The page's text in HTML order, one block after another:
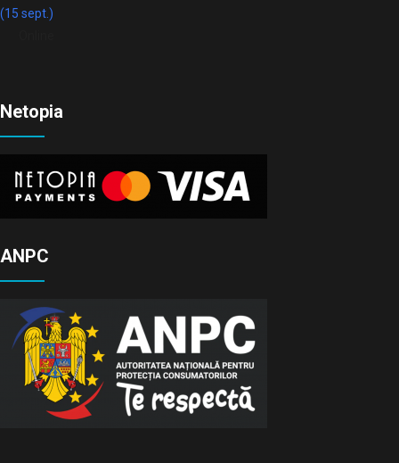
(15 sept.)
Netopia
ANPC